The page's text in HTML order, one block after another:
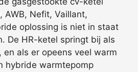
AWB, Nefit, Vaillant,
oplossing is niet in staat
De HR-ketel springt bij als
en als er opeens veel warm
hybride warmtepomp